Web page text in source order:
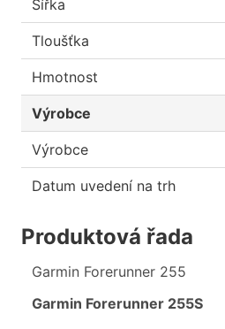
Šířka
Tloušťka
Hmotnost
Výrobce
Výrobce
Datum uvedení na trh
Produktová řada
Garmin Forerunner 255
Garmin Forerunner 255S